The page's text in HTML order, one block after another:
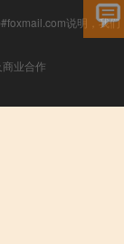
说明，我们
业合作